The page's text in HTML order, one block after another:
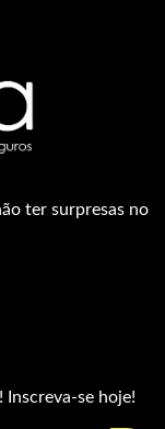
ter surpresas no
Inscreva-se hoje!